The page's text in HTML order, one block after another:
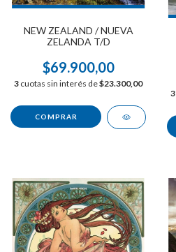
NEW ZEALAND / NUEVA
ZELANDA T/D
$69.900,00
3 cuotas sin interés de$23.300,00
3